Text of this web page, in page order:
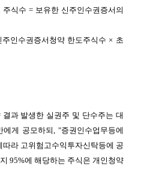
주식수 = 보유한 신주인수권증서의
주인수권증서청약 한도주식수 × 초
결과 발생한 실권주 및 단수주는 대
에게 공모하되
, "증권인수업무등에
따라 고위험고수익투자신탁등에 공
95%에 해당하는 주식은 개인청약